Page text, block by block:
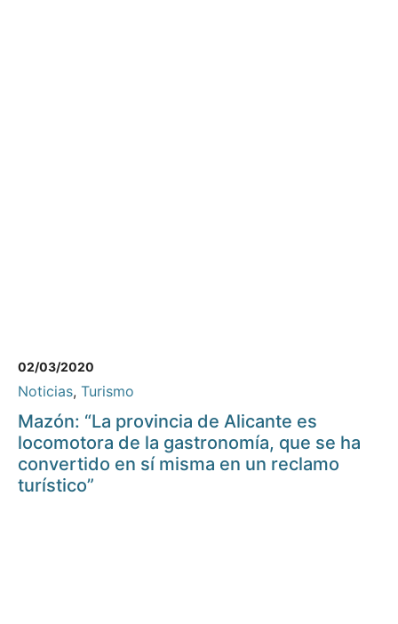
02/03/2020
Noticias, Turismo
Mazón: “La provincia de Alicante es
locomotora de la gastronomía, que se ha
convertido en sí misma en un reclamo
turístico”